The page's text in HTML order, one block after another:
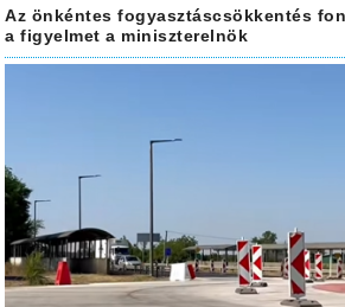
Az önkéntes fogyasztáscsökkentés
a figyelmet a miniszterelnök